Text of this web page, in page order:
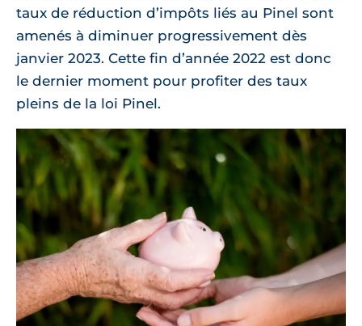
taux de réduction d’impôts liés au Pinel sont
amenés à diminuer progressivement dès
janvier 2023. Cette fin d’année 2022 est donc
le dernier moment pour profiter des taux
pleins de la loi Pinel.